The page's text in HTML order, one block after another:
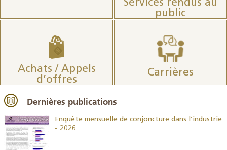
Services rendus au
public
Achats / Appels
d’offres
Carrières
Dernières publications
Enquête mensuelle de conjoncture dans l’industrie
- 2026